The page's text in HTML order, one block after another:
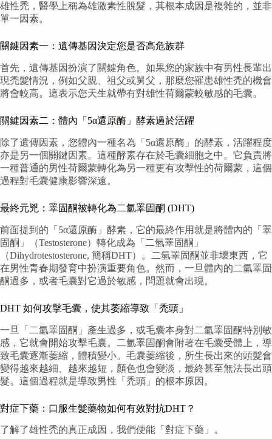
雄性禿，醫學上稱為雄激素性脫髮，其根本成因是複雜的，並非
單一因素。
關鍵因素一：遺傳基因決定您是否高危族群
首先，遺傳基因扮演了關鍵角色。如果您的家族中有男性長輩出
現禿髮情況，例如父親、祖父或舅父，那麼您罹患雄性禿的機會
將會較高。這表示您天生就帶有對雄性荷爾蒙較敏感的毛囊。
關鍵因素二：體內「5α還原酶」酵素過於活躍
除了遺傳因素，您體內一種名為「5α還原酶」的酵素，活躍程度
亦是另一個關鍵因素。這種酵素存在於毛囊細胞之中。它負責將
一種普通的男性荷爾蒙轉化為另一種更有攻擊性的荷爾蒙，這個
過程對毛囊健康影響深遠。
最終元兇：睪固酮被轉化為二氫睪固酮 (DHT)
前面提到的「5α還原酶」酵素，它的最終作用就是將體內的「睪
固酮」（Testosterone）轉化成為「二氫睪固酮」
（Dihydrotestosterone, 簡稱DHT）。二氫睪固酮並非壞東西，它
在男性青春期發育中扮演重要角色。然而，一旦體內的二氫睪固
酮過多，或者毛囊對它過於敏感，問題就會出現。
DHT 如何攻擊毛囊，使其萎縮導致「禿頭」
一旦「二氫睪固酮」產生過多，或毛囊本身對二氫睪固酮特別敏
感，它就會開始攻擊毛囊。二氫睪固酮會附著在毛囊受體上，導
致毛囊逐漸萎縮，體積變小。毛囊萎縮後，所生長出來的頭髮會
變得越來越細、越來越短，顏色也會變淡，最終甚至無法長出頭
髮。這個過程就是導致男性「禿頭」的根本原因。
對症下藥：口服生髮藥物如何有效對抗DHT？
了解了雄性禿的真正成因，我們便能「對症下藥」。